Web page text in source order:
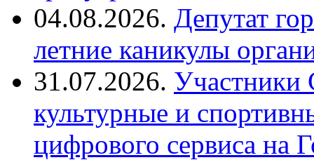
04.08.2026. Депутат
летние каникулы
31.07.2026.
культурные и
цифрового сервиса на